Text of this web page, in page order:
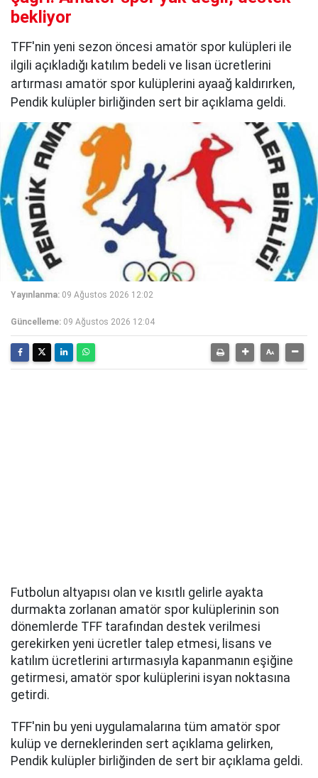
bekliyor
TFF'nin yeni sezon öncesi amatör spor kulüpleri ile
ilgili açıkladığı katılım bedeli ve lisan ücretlerini
artırması amatör spor kulüplerini ayaağ kaldırırken,
Pendik kulüpler birliğinden sert bir açıklama geldi.
Yayınlanma: 09 Ağustos 2026 12:02
Güncelleme: 09 Ağustos 2026 12:04
Futbolun altyapısı olan ve kısıtlı gelirle ayakta
durmakta zorlanan amatör spor kulüplerinin son
dönemlerde TFF tarafından destek verilmesi
gerekirken yeni ücretler talep etmesi, lisans ve
katılım ücretlerini artırmasıyla kapanmanın eşiğine
getirmesi, amatör spor kulüplerini isyan noktasına
getirdi.
TFF'nin bu yeni uygulamalarına tüm amatör spor
kulüp ve derneklerinden sert açıklama gelirken,
Pendik kulüpler birliğinden de sert bir açıklama geldi.